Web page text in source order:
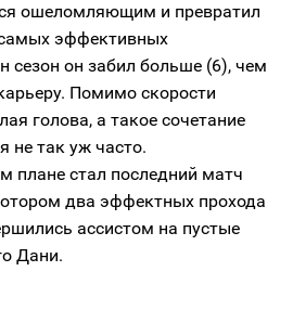
ошеломляющим и превратил
эффективных
сезон он забил больше (6), чем
Помимо скорости
голова, а такое сочетание
не так уж часто.
плане стал последний матч
два эффектных прохода
ассистом на пустые
Дани.